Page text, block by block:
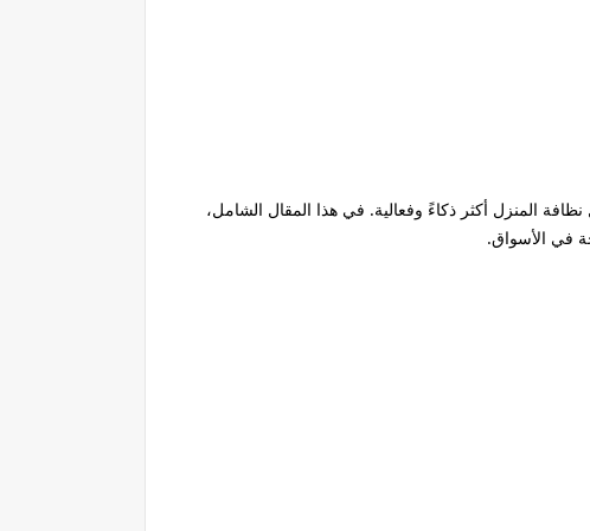
المنزل أكثر ذكاءً وفعالية. في هذا المقال الشامل،
في الأسواق.